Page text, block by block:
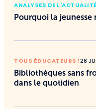
ANALYSES DE
Pourquoi la
TOUS ÉDUCATEURS !28
Bibliothèques sans
dans le quotidien